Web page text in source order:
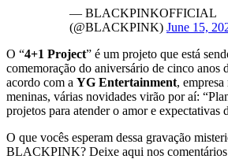
— BLACKPINKOFFICIAL
(@BLACKPINK) June 15,
O “4+1 Project” é um projeto que está
comemoração do aniversário de cinco
acordo com a YG Entertainment,
meninas, várias novidades virão por aí:
projetos para atender o amor e expectativas
O que vocês esperam dessa gravação
BLACKPINK? Deixe aqui nos